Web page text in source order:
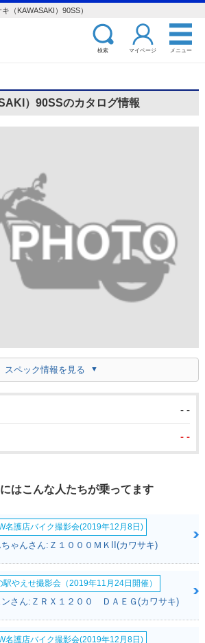
（KAWASAKI）90SS）
検索 マイページ メニュー
）90SSのカタログ情報
スペック情報を見る
- -
- -
はこんな人たちが乗ってます
名護店バイク撮影会(2019年12月8日)
ちゃんさん:Ｚ１０００ＭＫII(カワサキ)
駅やえせ撮影会（2019年11月24日開催）
ンさん:ＺＲＸ１２００ ＤＡＥＧ(カワサキ)
名護店バイク撮影会(2019年12月8日)